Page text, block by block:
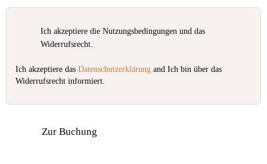
Ich akzeptiere die Nutzungsbedingungen und das
Widerrufsrecht.
Ich akzeptiere das Datenschutzerklärung and Ich bin über das
Widerrufsrecht informiert.